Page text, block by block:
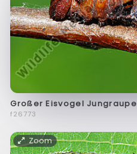
Großer Eisvogel Jungraupe
f26773
Zoom